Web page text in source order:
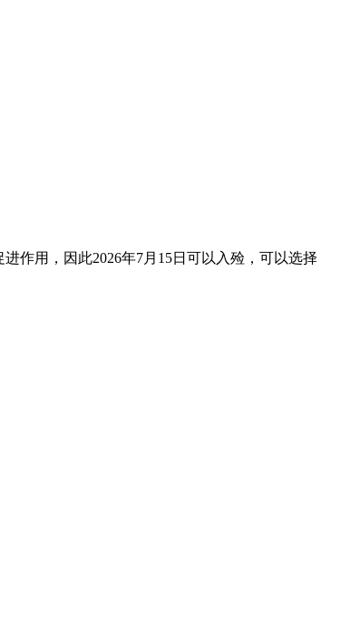
作用，因此2026年7月15日可以入殓，可以选择